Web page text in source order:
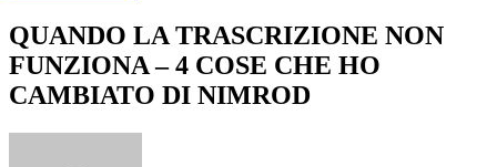
QUANDO LA TRASCRIZIONE NON
FUNZIONA – 4 COSE CHE HO
CAMBIATO DI NIMROD